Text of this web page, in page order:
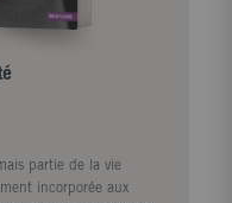
partie de la vie
incorporée aux